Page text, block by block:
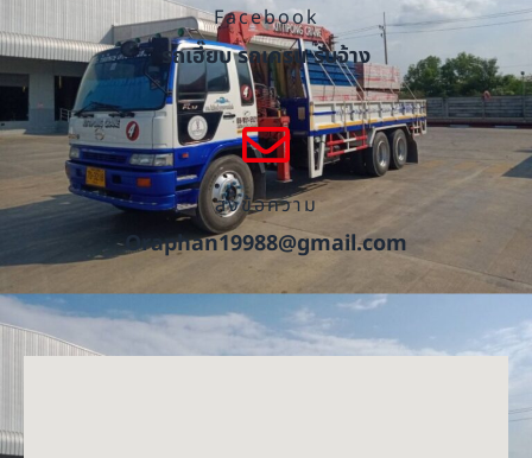
Facebook
รถเฮี๊ยบ รถเครน รับจ้าง
ส่งข้อความ
Oraphan19988@gmail.com